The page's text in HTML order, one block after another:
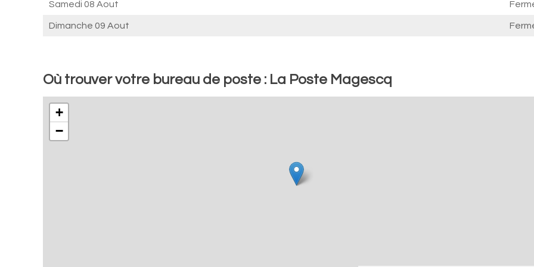
Samedi 08 Aout
Dimanche 09 Aout
Où trouver votre bureau de poste : La Poste Magescq
+
−